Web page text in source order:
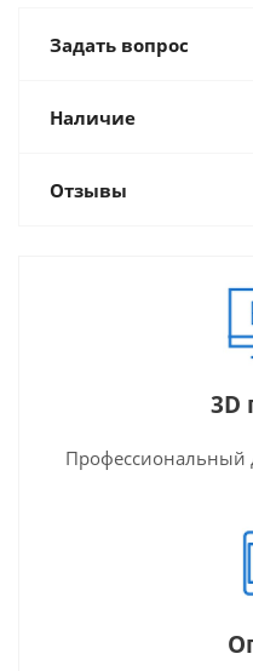
Задать вопрос
Наличие
Отзывы
3D
Профессиональный